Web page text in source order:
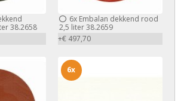
38.2658
6xEmbalan dekkend rood
2,5 liter 38.2659
+€ 497,70
6x